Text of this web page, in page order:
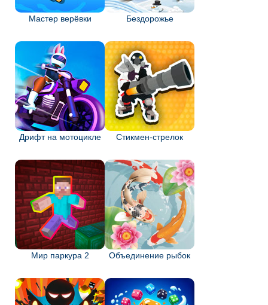
Мастер верёвки Бездорожье
Дрифт на мотоцикле Стикмен-стрелок
Мир паркура 2 Объединение рыбок